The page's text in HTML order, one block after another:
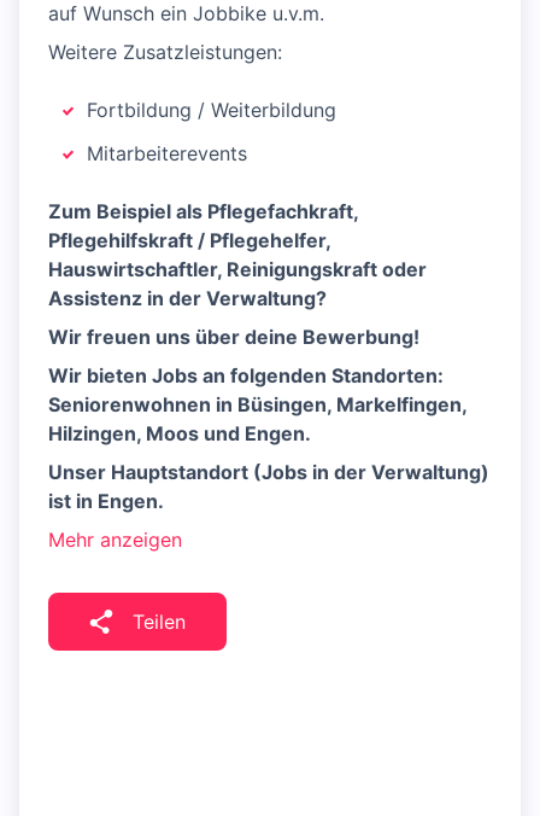
auf Wunsch ein Jobbike u.v.m.
Weitere Zusatzleistungen:
Fortbildung / Weiterbildung
Mitarbeiterevents
Zum Beispiel als Pflegefachkraft,
Pflegehilfskraft / Pflegehelfer,
Hauswirtschaftler, Reinigungskraft oder
Assistenz in der Verwaltung?
Wir freuen uns über deine Bewerbung!
Wir bieten Jobs an folgenden Standorten:
Seniorenwohnen in Büsingen, Markelfingen,
Hilzingen, Moos und Engen.
Unser Hauptstandort (Jobs in der Verwaltung)
ist in Engen.
Mehr anzeigen
Teilen